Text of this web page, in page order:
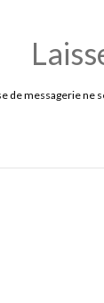
de messagerie ne